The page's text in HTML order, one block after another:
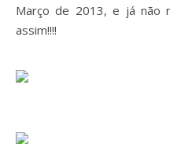
Março de 2013, e já não
assim!!!!